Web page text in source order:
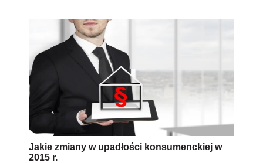
Jakie zmiany w upadłości konsumenckiej w
2015 r.